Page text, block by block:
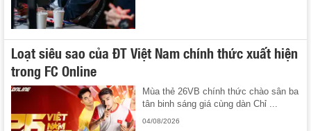
Loạt siêu sao của ĐT Việt Nam chính thức xuất hiện
trong FC Online
Mùa thẻ 26VB chính thức chào sân ba
tân binh sáng giá cùng dàn Chỉ ...
04/08/2026